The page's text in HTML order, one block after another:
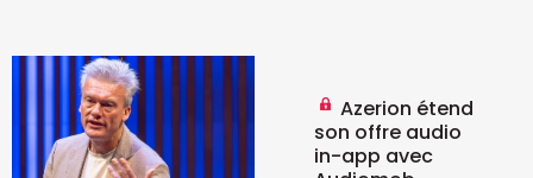
Azerion étend
son offre audio
in-app avec